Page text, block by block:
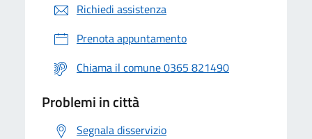
Richiedi assistenza
Prenota appuntamento
Chiama il comune 0365 821490
Problemi in città
Segnala disservizio